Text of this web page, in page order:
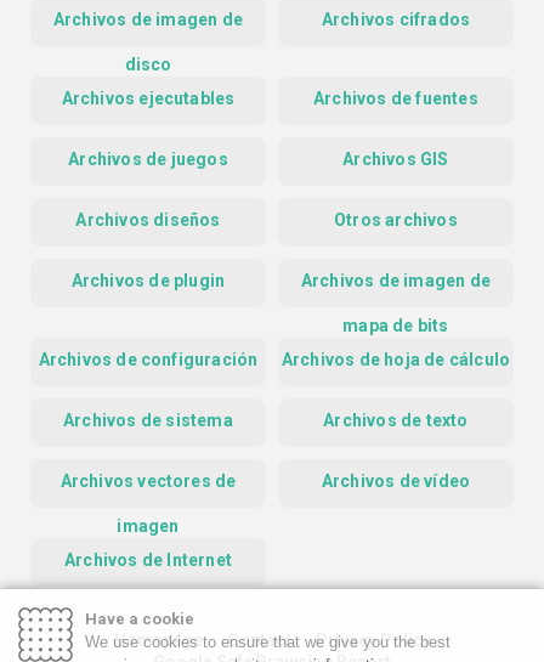
Archivos de imagen de
disco
Archivos cifrados
Archivos ejecutables Archivos de fuentes
Archivos de juegos Archivos GIS
Archivos diseños Otros archivos
Archivos de plugin Archivos de imagen de
mapa de bits
Archivos de configuración
Archivos de hoja de cálculo
Archivos de sistema Archivos de texto
Archivos vectores de
imagen
Archivos de vídeo
Archivos de Internet
Homepage Contact
Privacy Policy
Have a cookie
We use cookies to ensure that we give you the best